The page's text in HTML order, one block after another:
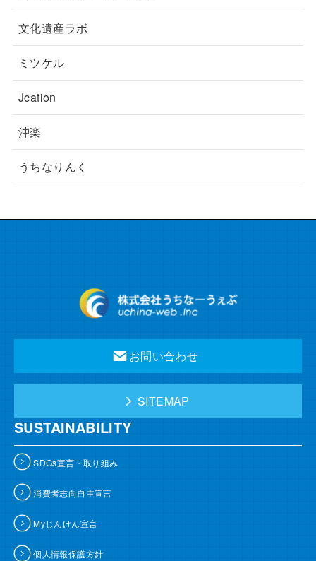
文化遺産ラボ
ミツケル
Jcation
沖楽
うちなりんく
お問い合わせ
SITEMAP
SUSTAINABILITY
SDGs宣言・取り組み
消費者志向自主宣言
Myじんけん宣言
個人情報保護方針